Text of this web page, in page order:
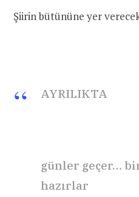
Şiirin bütününe yer
AYRILIKTA
günler geçer…
hazırlar